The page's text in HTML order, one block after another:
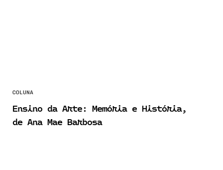
COLUNA
Ensino da Arte: Memória e História,
de Ana Mae Barbosa